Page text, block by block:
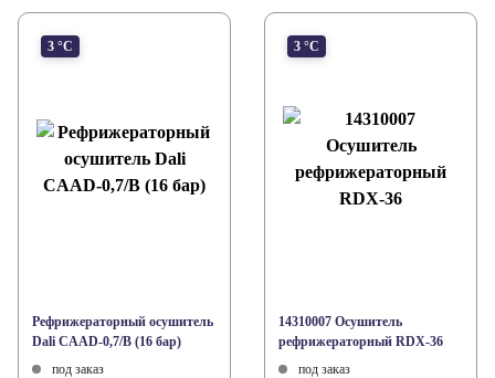
3 °С
Рефрижераторный осушитель
Dali CAAD-0,7/B (16 бар)
под заказ
3 °С
14310007 Осушитель
рефрижераторный RDX-36
под заказ